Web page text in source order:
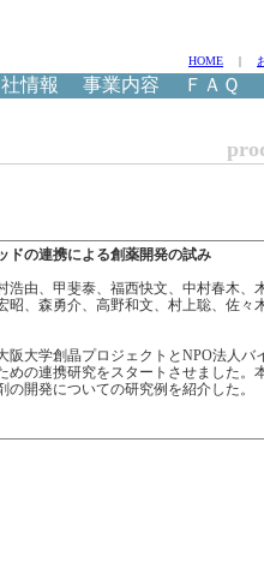
HOME |
情報 事業内容 ＦＡＱ
ドの連携による創薬開発の試み
浩由、甲斐泰、福西快文、中村春木、
昭、森勇介、高野和文、村上聡、佐々
阪大学創晶プロジェクトとNPO法人バ
めの連携研究をスタートさせました。
開発についての研究例を紹介した。